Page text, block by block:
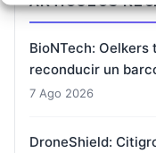
BioNTech: Oelkers
reconducir un
7 Ago 2026
DroneShield: